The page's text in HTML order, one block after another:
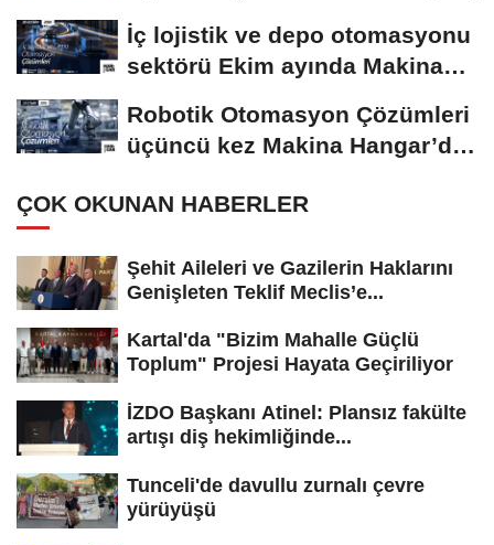
İç lojistik ve depo otomasyonu
sektörü Ekim ayında Makina
Robotik Otomasyon Çözümleri
üçüncü kez Makina Hangar’da
ÇOK OKUNAN HABERLER
Şehit Aileleri ve Gazilerin Haklarını
Genişleten Teklif Meclis’e...
Kartal'da "Bizim Mahalle Güçlü
Toplum" Projesi Hayata Geçiriliyor
İZDO Başkanı Atinel: Plansız fakülte
artışı diş hekimliğinde...
Tunceli'de davullu zurnalı çevre
yürüyüşü